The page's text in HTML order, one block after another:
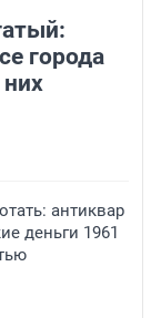
города
антиквар
деньги 1961